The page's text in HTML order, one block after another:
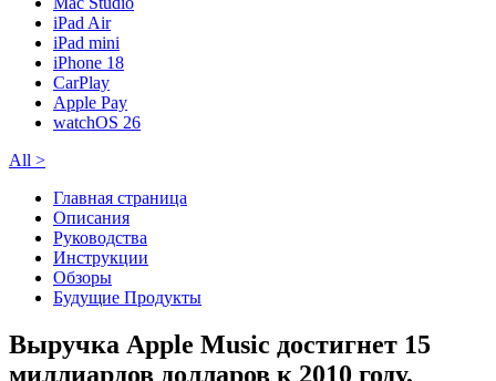
iPad Air
iPad mini
iPhone 18
CarPlay
Apple Pay
watchOS 26
All >
Главная страница
Описания
Руководства
Инструкции
Обзоры
Будущие Продукты
Выручка Apple Music достигнет 15
миллиардов долларов к 2010 году,